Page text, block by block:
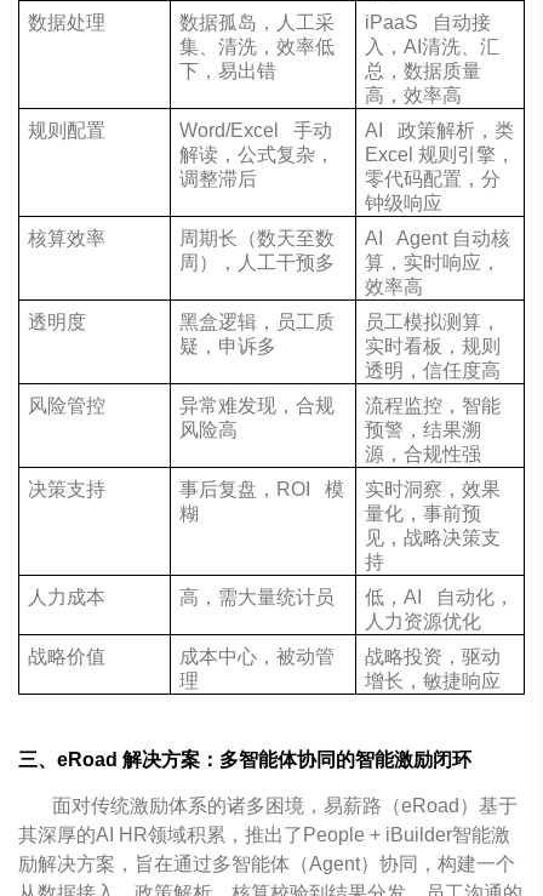
数据处理
数据孤岛，人工采
集、清洗，效率低
下，易出错
iPaaS 自动接
入，AI清洗、汇
总，数据质量
高，效率高
规则配置
Word/Excel 手动
解读，公式复杂，
调整滞后
AI 政策解析，类
Excel 规则引擎，
零代码配置，分
钟级响应
核算效率
周期长（数天至数
周），人工干预多
AI Agent 自动核
算，实时响应，
效率高
透明度
黑盒逻辑，员工质
疑，申诉多
员工模拟测算，
实时看板，规则
透明，信任度高
风险管控
异常难发现，合规
风险高
流程监控，智能
预警，结果溯
源，合规性强
决策支持
事后复盘，ROI 模
糊
实时洞察，效果
量化，事前预
见，战略决策支
持
人力成本
高，需大量统计员
低，AI 自动化，
人力资源优化
战略价值
成本中心，被动管
理
战略投资，驱动
增长，敏捷响应
三、eRoad 解决方案：多智能体协同的智能激励闭环
面对传统激励体系的诸多困境，易薪路（eRoad）基于
其深厚的AI HR领域积累，推出了People + iBuilder智能激
励解决方案，旨在通过多智能体（Agent）协同，构建一个